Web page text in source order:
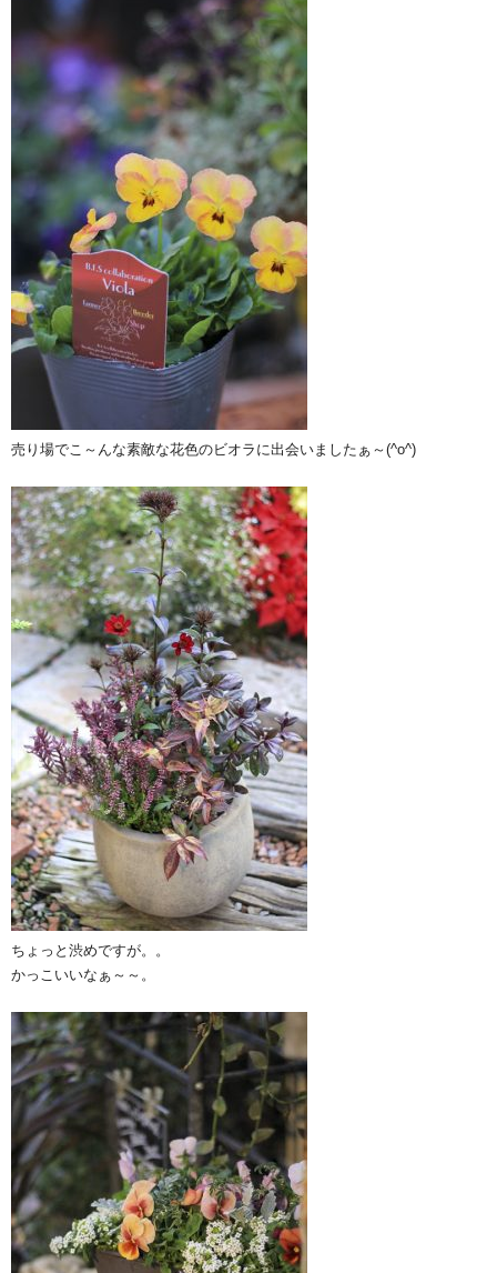
売り場でこ～んな素敵な花色のビオラに出会いましたぁ～(^o^)
ちょっと渋めですが。。
かっこいいなぁ～～。